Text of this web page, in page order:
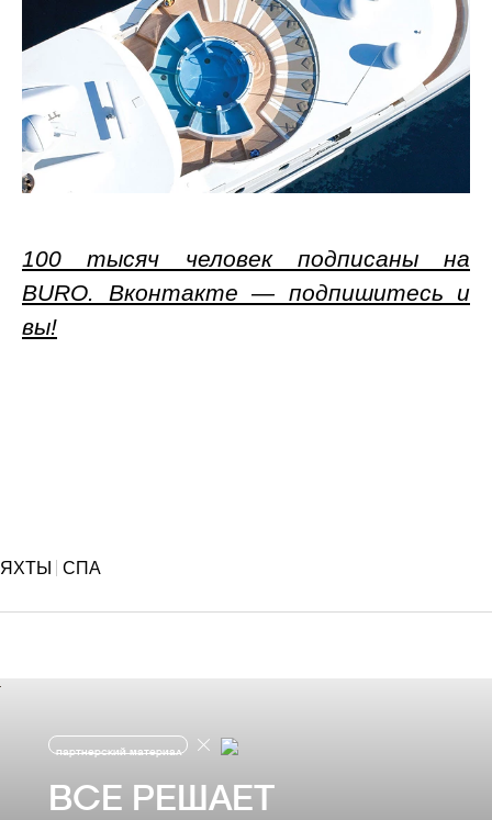
100 тысяч человек подписаны на
BURO. Вконтакте — подпишитесь и
вы!
ЯХТЫ СПА
партнерский материал
ВСЕ РЕШАЕТ